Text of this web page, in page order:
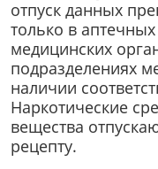
отпуск данных
только в
медицинских
подразделениях
наличии
Наркотические
вещества
рецепту.